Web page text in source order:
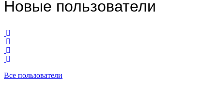
Новые пользователи
Все пользователи